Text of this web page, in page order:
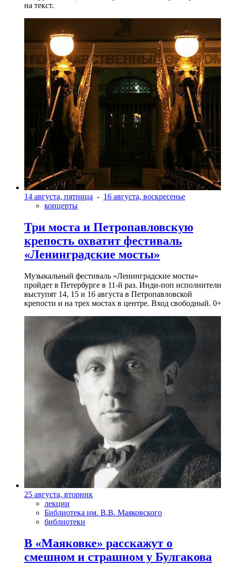
на текст.
14 августа, пятница - 16 августа, воскресенье
концерты
Три моста и Петропавловскую
крепость охватит фестиваль
«Ленинградские мосты»
Музыкальный фестиваль «Ленинградские мосты»
пройдет в Петербурге в 11-й раз. Инди-поп исполнители
выступят 14, 15 и 16 августа в Петропавловской
крепости и на трех мостах в центре. Вход свободный. 0+
25 августа, вторник
лекции
Библиотека им. В.В. Маяковского
библиотеки
В «Маяковке» расскажут о
смешном и страшном у Булгакова